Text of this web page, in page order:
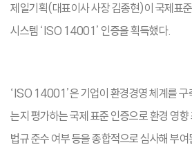
제일기획(대표이사 사장 김종현)이 국제표
시스템 ‘ISO 14001’ 인증을 획득했다.
‘ISO 14001’은 기업이 환경경영 체계를
는지 평가하는 국제 표준 인증으로 환경 영
법규 준수 여부 등을 종합적으로 심사해 부여